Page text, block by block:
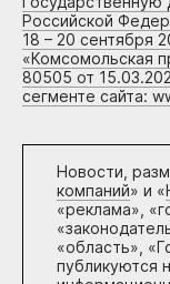
Российской
18 – 20 сентября
«Комсомольская
80505 от
сегменте сайта:
Новости,
компаний» и «
«реклама»,
«область»,
публикуются